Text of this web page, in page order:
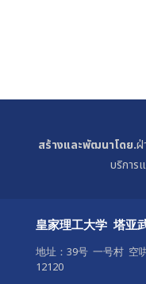
สร้างและพัฒนาโดย.ฝ่
บริการ
皇家理工大学 塔亚
地址：39号 一号村 空
12120